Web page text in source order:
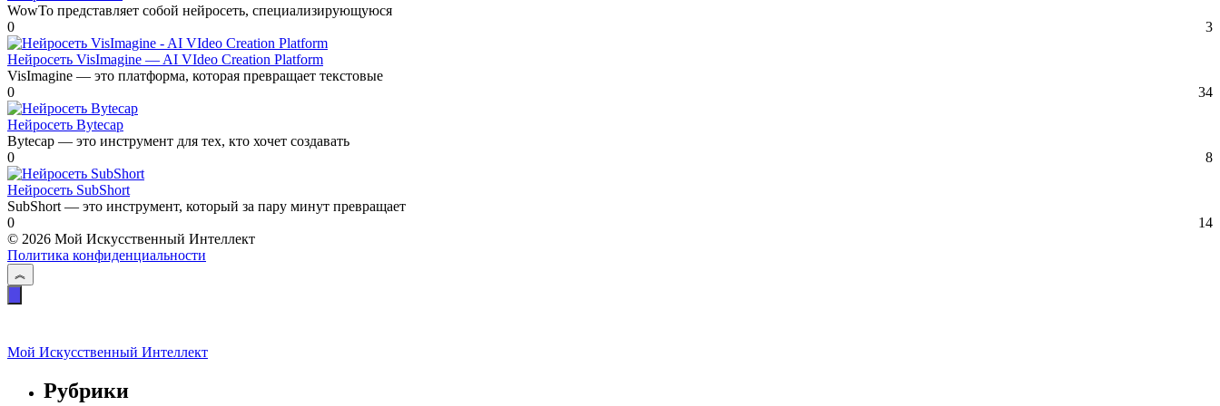
WowTo представляет собой нейросеть, специализирующуюся
0
3
Нейросеть VisImagine — AI VIdeo Creation Platform
VisImagine — это платформа, которая превращает текстовые
0
34
Нейросеть Bytecap
Bytecap — это инструмент для тех, кто хочет создавать
0
8
Нейросеть SubShort
SubShort — это инструмент, который за пару минут превращает
0
14
© 2026 Мой Искусственный Интеллект
Политика конфиденциальности
Мой Искусственный Интеллект
Рубрики